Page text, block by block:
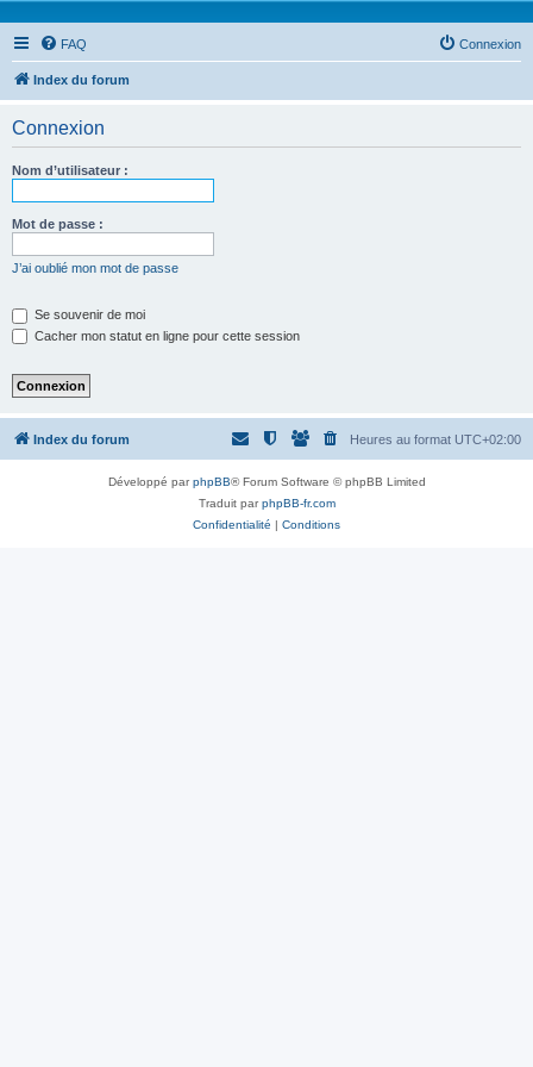
FAQ Connexion
Index du forum
Connexion
Nom d’utilisateur :
Mot de passe :
J’ai oublié mon mot de passe
Se souvenir de moi
Cacher mon statut en ligne pour cette session
Index du forum Heures au format UTC+02:00
Développé parphpBB® Forum Software © phpBB Limited
Traduit parphpBB-fr.com
Confidentialité | Conditions